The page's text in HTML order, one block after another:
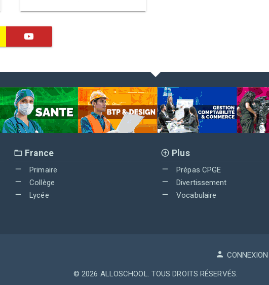
France
Primaire
Collège
Lycée
Plus
Prépas CPGE
Divertissement
Vocabulaire
CONNEXION
© 2026 ALLOSCHOOL. TOUS DROITS RÉSERVÉS.